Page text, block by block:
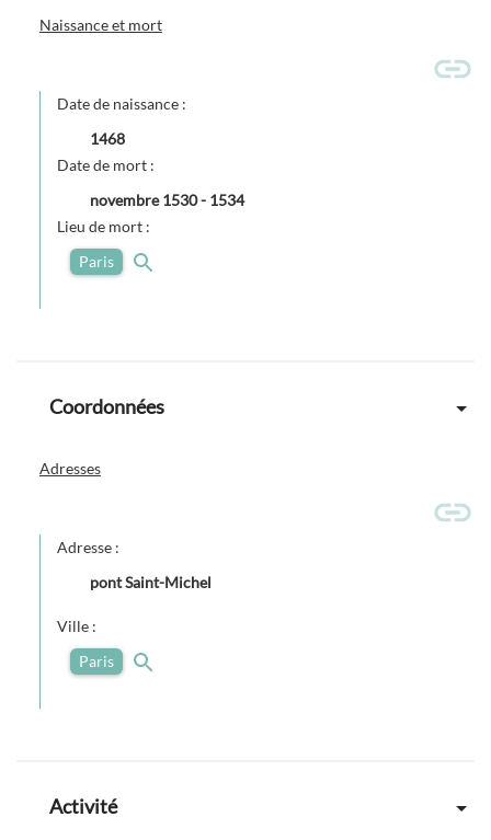
Naissance et mort
Date de naissance :
1468
Date de mort :
novembre 1530- 1534
Lieu de mort :
Paris
Coordonnées
Adresses
Adresse :
pont Saint-Michel
Ville :
Paris
Activité